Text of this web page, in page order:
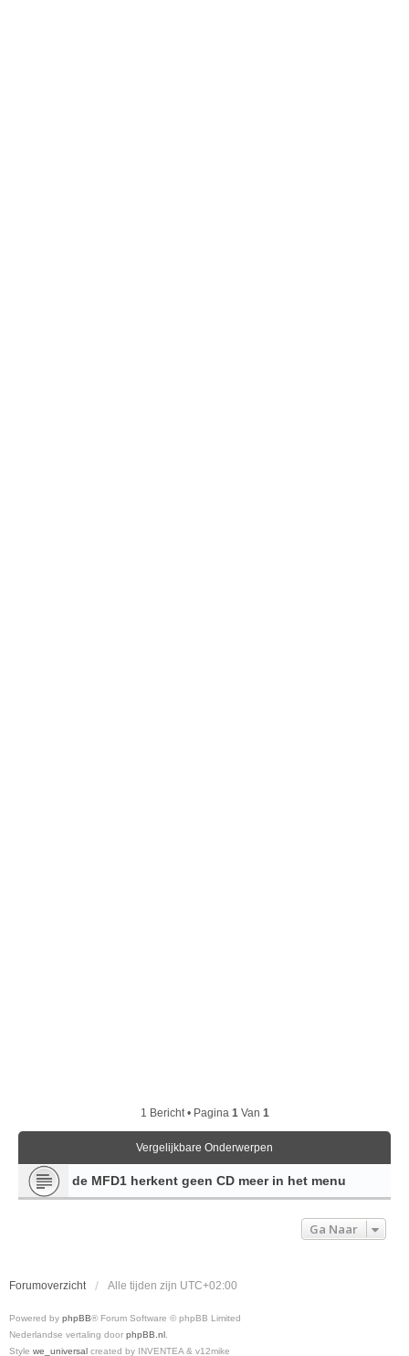
1 Bericht • Pagina 1 Van 1
Vergelijkbare Onderwerpen
de MFD1 herkent geen CD meer in het menu
Ga Naar
Forumoverzicht Alle tijden zijn UTC+02:00
Powered by phpBB® Forum Software © phpBB Limited
Nederlandse vertaling door phpBB.nl
Style we_universal created by INVENTEA & v12mike